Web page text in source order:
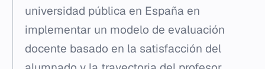
universidad pública en España en
implementar un modelo de evaluación
docente basado en la satisfacción del